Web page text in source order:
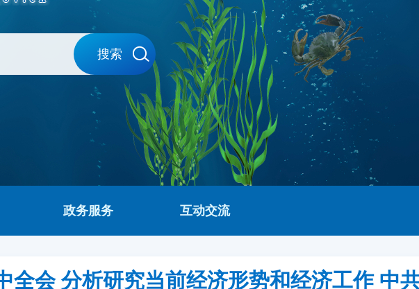
搜索
政务服务 互动交流
会 分析研究当前经济形势和经济工作 中